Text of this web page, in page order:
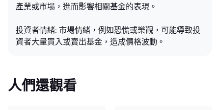
產業或市場，進而影響相關基金的表現。
投資者情緒: 市場情緒，例如恐慌或樂觀，可能導致投
資者大量買入或賣出基金，造成價格波動。
人們還觀看